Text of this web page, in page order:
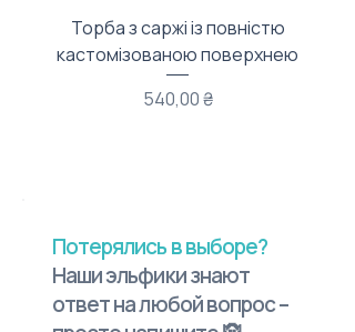
Торба з саржі із повністю
кастомізованою поверхнею
Цена
540,00 ₴
Потерялись в выборе?
Наши эльфики знают
ответ на любой вопрос –